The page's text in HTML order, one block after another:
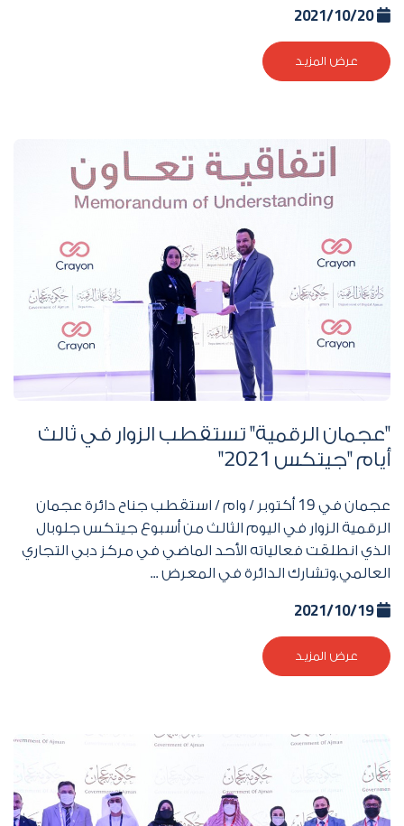
2021/10/20
عرض المزيد
"عجمان الرقمية" تستقطب الزوار في ثالث
أيام "جيتكس 2021
"
عجمان في19 أكتوبر / وام / استقطب جناح دائرة عجمان
الرقمية الزوار في اليوم الثالث من أسبوع جيتكس جلوبال
الذي انطلقت فعالياته الأحد الماضي في مركز دبي التجاري
العالمي.وتشارك الدائرة في المعرض ...
2021/10/19
عرض المزيد